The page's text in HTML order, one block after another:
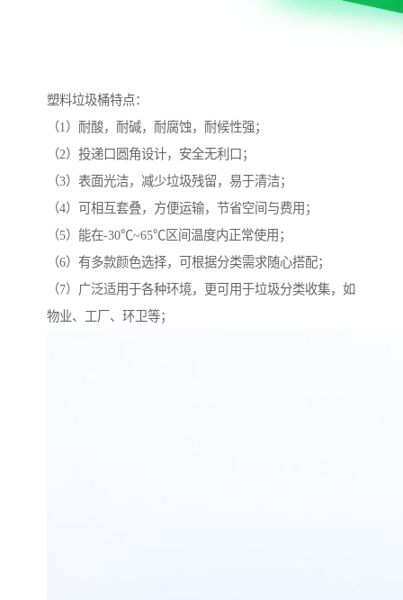
塑料垃圾桶特点：
（1）耐酸，耐碱，耐腐蚀，耐候性强；
（2）投递口圆角设计，安全无利口；
（3）表面光洁，减少垃圾残留，易于清洁；
（4）可相互套叠，方便运输，节省空间与费用；
（5）能在-30℃~65℃区间温度内正常使用；
（6）有多款颜色选择，可根据分类需求随心搭配；
（7）广泛适用于各种环境，更可用于垃圾分类收集，如
物业、工厂、环卫等；